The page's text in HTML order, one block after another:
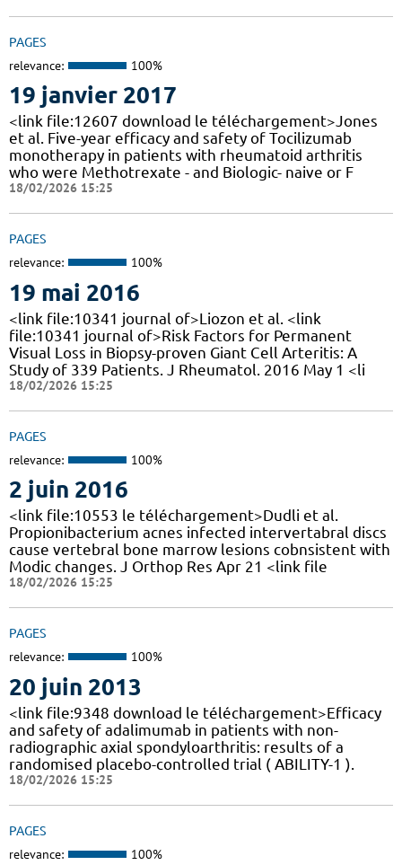
PAGES
relevance: 100%
19 janvier 2017
<link file:12607 download le téléchargement>Jones
et al. Five-year efficacy and safety of Tocilizumab
monotherapy in patients with rheumatoid arthritis
who were Methotrexate - and Biologic- naive or F
18/02/2026 15:25
PAGES
relevance: 100%
19 mai 2016
<link file:10341 journal of>Liozon et al. <link
file:10341 journal of>Risk Factors for Permanent
Visual Loss in Biopsy-proven Giant Cell Arteritis: A
Study of 339 Patients. J Rheumatol. 2016 May 1 <li
18/02/2026 15:25
PAGES
relevance: 100%
2 juin 2016
<link file:10553 le téléchargement>Dudli et al.
Propionibacterium acnes infected intervertabral discs
cause vertebral bone marrow lesions cobnsistent with
Modic changes. J Orthop Res Apr 21 <link file
18/02/2026 15:25
PAGES
relevance: 100%
20 juin 2013
<link file:9348 download le téléchargement>Efficacy
and safety of adalimumab in patients with non-
radiographic axial spondyloarthritis: results of a
randomised placebo-controlled trial ( ABILITY-1 ).
18/02/2026 15:25
PAGES
relevance: 100%